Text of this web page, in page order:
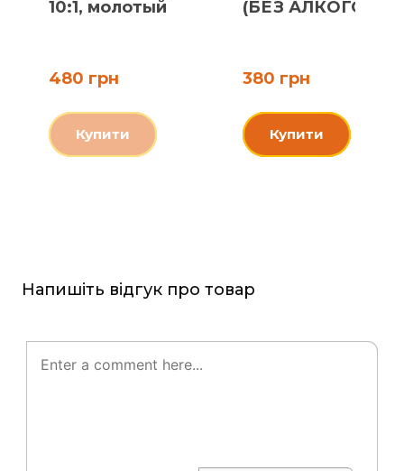
10:1, молотый
480 грн
Купити
(БЕЗ АЛКОГОЛЯ)
380 грн
Купити
Напишіть відгук про товар